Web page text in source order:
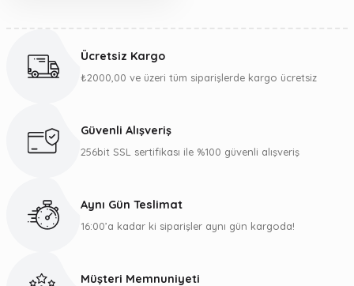
Ücretsiz Kargo
₺2000,00 ve üzeri tüm siparişlerde kargo ücretsiz
Güvenli Alışveriş
256bit SSL sertifikası ile %100 güvenli alışveriş
Aynı Gün Teslimat
16:00’a kadar ki siparişler aynı gün kargoda!
Müşteri Memnuniyeti